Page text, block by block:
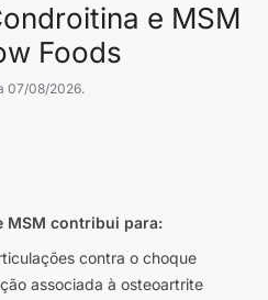
e MSM
Foods
07/08/2026.
MSM contribui para:
contra o choque
associada à osteoartrite